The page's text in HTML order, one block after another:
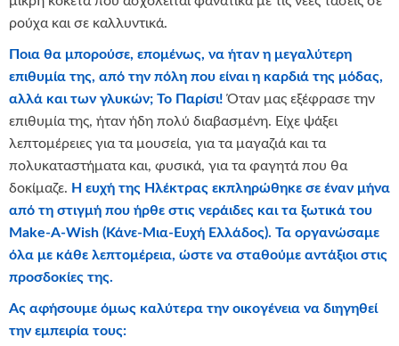
ρούχα και σε καλλυντικά.
Ποια θα μπορούσε, επομένως, να ήταν η μεγαλύτερη
επιθυμία της, από την πόλη που είναι η καρδιά της μόδας,
αλλά και των γλυκών; Το Παρίσι! Όταν μας εξέφρασε την
επιθυμία της, ήταν ήδη πολύ διαβασμένη. Είχε ψάξει
λεπτομέρειες για τα μουσεία, για τα μαγαζιά και τα
πολυκαταστήματα και, φυσικά, για τα φαγητά που θα
δοκίμαζε. Η ευχή της Ηλέκτρας εκπληρώθηκε σε έναν μήνα
από τη στιγμή που ήρθε στις νεράιδες και τα ξωτικά του
Make-A-Wish (Κάνε-Μια-Ευχή Ελλάδος). Τα οργανώσαμε
όλα με κάθε λεπτομέρεια, ώστε να σταθούμε αντάξιοι στις
προσδοκίες της.
Ας αφήσουμε όμως καλύτερα την οικογένεια να διηγηθεί
την εμπειρία τους: